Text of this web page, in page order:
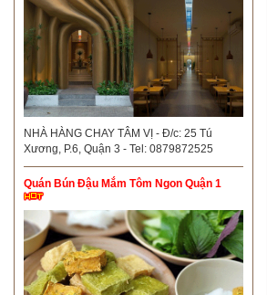
NHÀ HÀNG CHAY TÂM VỊ - Đ/c: 25 Tú
Xương, P.6, Quận 3 - Tel: 0879872525
Quán Bún Đậu Mắm Tôm Ngon Quận 1